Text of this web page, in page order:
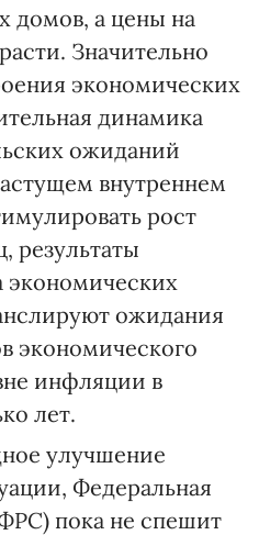
домов, а цены на
Значительно
экономических
динамика
ожиданий
внутреннем
рост
результаты
экономических
ожидания
экономического
инфляции в
лет.
улучшение
Федеральная
пока не спешит